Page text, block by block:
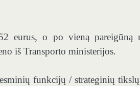
eurus, o po vieną pareigūną
iš Transporto ministerijos.
funkcijų / strateginių